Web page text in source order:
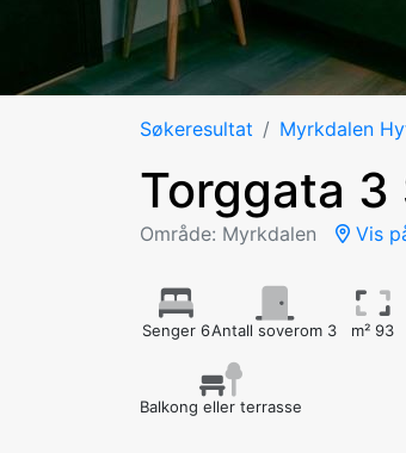
Søkeresultat Myrkdalen
Torggata 3
Område: Myrkdalen Vis
Senger 6Antall soverom 3 m² 93
Balkong eller terrasse